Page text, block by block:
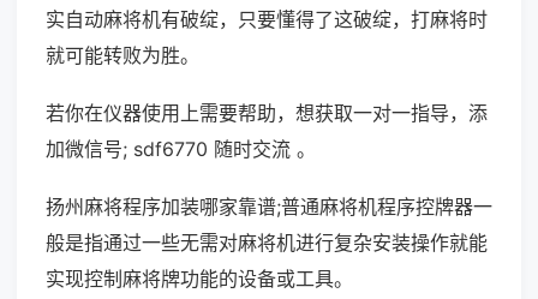
实自动麻将机有破绽，只要懂得了这破绽，打麻将时
就可能转败为胜。
若你在仪器使用上需要帮助，想获取一对一指导，添
加微信号; sdf6770 随时交流 。
扬州麻将程序加装哪家靠谱;普通麻将机程序控牌器一
般是指通过一些无需对麻将机进行复杂安装操作就能
实现控制麻将牌功能的设备或工具。